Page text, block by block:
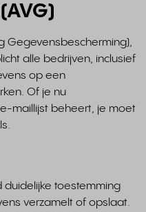
Gegevensbescherming),
alle bedrijven, inclusief
op een
Of je nu
maillijst beheert, je moet
duidelijke toestemming
verzamelt of opslaat.